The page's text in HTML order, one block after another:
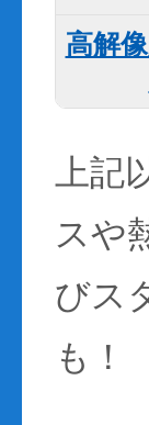
高解
上
スや
びス
も！